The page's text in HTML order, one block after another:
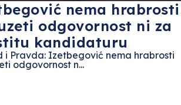
nema hrabrosti
odgovornost ni za
kandidaturu
i Pravda: Izetbegović nema hrabrosti
odgovornost n...